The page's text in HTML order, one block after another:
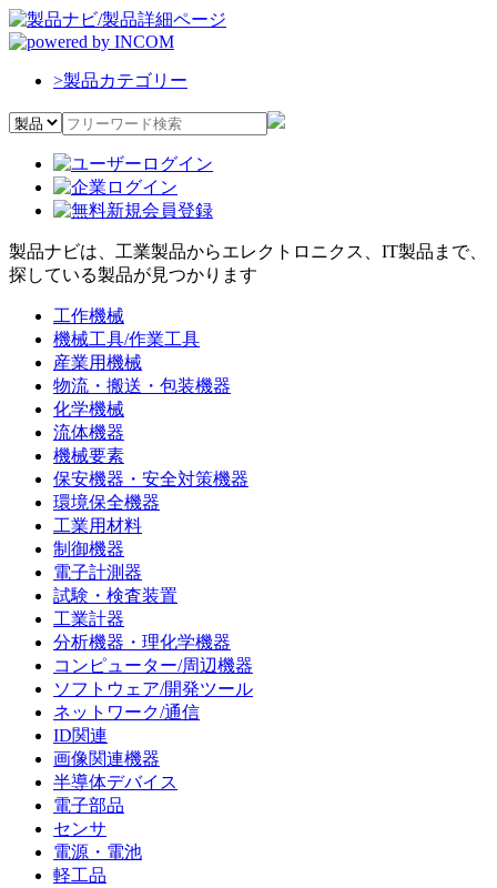
>製品カテゴリー
製品ナビは、工業製品からエレクトロニクス、IT製品まで、
探している製品が見つかります
工作機械
機械工具/作業工具
産業用機械
物流・搬送・包装機器
化学機械
流体機器
機械要素
保安機器・安全対策機器
環境保全機器
工業用材料
制御機器
電子計測器
試験・検査装置
工業計器
分析機器・理化学機器
コンピューター/周辺機器
ソフトウェア/開発ツール
ネットワーク/通信
ID関連
画像関連機器
半導体デバイス
電子部品
センサ
電源・電池
軽工品